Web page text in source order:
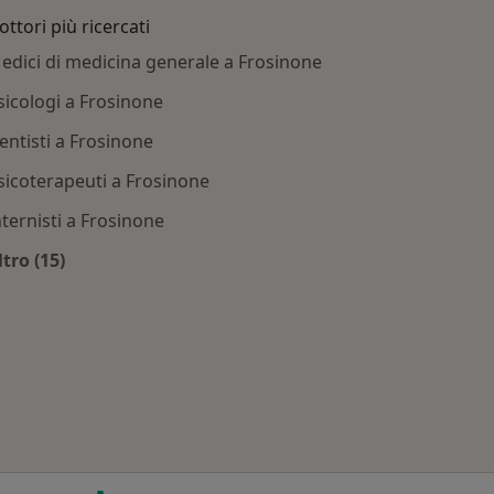
più ricercati
di medicina generale a Frosinone
a Frosinone
a Frosinone
a Frosinone
a Frosinone
(15)